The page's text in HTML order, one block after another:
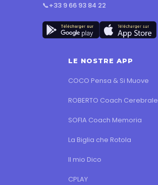
📞+33 9 66 93 84 22
LE NOSTRE APP
COCO Pensa & Si Muove
ROBERTO Coach Cerebrale
SOFIA Coach Memoria
La Biglia che Rotola
Il mio Dico
CPLAY